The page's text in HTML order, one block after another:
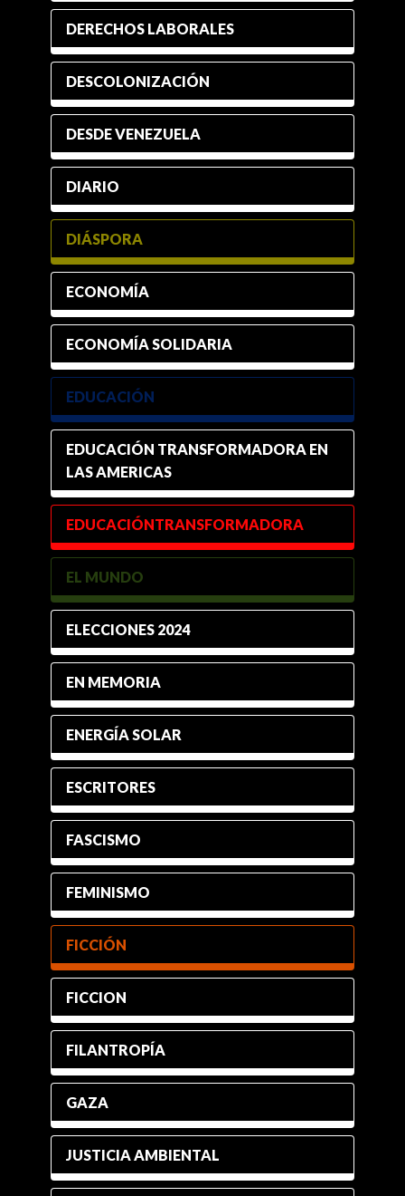
DERECHOS LABORALES
DESCOLONIZACIÓN
DESDE VENEZUELA
DIARIO
DIÁSPORA
ECONOMÍA
ECONOMÍA SOLIDARIA
EDUCACIÓN
EDUCACIÓN TRANSFORMADORA EN
LAS AMERICAS
EDUCACIÓNTRANSFORMADORA
EL MUNDO
ELECCIONES 2024
EN MEMORIA
ENERGÍA SOLAR
ESCRITORES
FASCISMO
FEMINISMO
FICCIÓN
FICCION
FILANTROPÍA
GAZA
JUSTICIA AMBIENTAL